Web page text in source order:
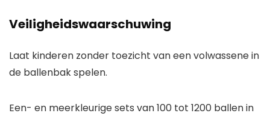
Veiligheidswaarschuwing
Laat kinderen zonder toezicht van een volwassene in
de ballenbak spelen.
Een- en meerkleurige sets van 100 tot 1200 ballen in